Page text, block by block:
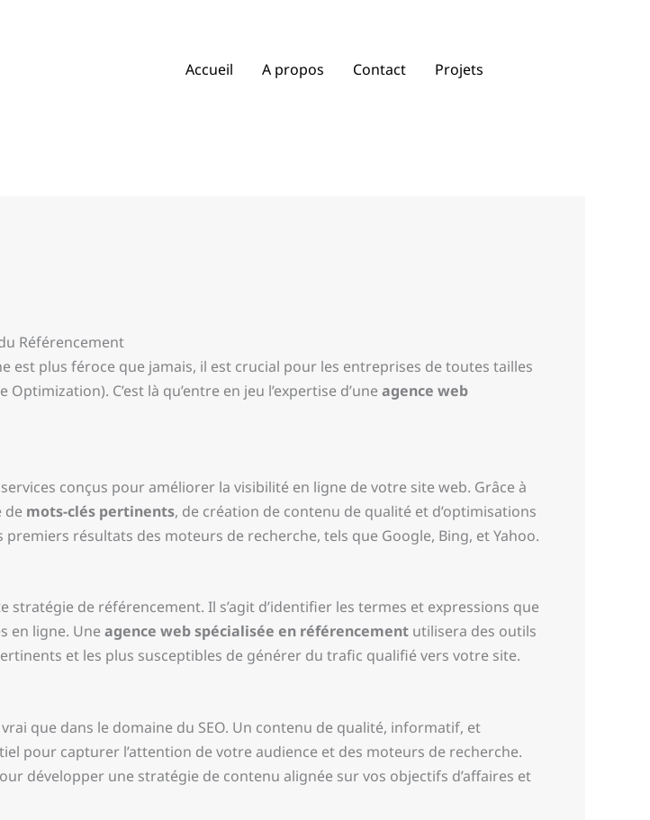
Accueil A propos Contact Projets
Référencement
est plus féroce que jamais, il est crucial pour les entreprises de toutes tailles
C’est là qu’entre en jeu l’expertise d’uneagence web
conçus pour améliorer la visibilité en ligne de votre site web. Grâce à
de mots-clés pertinents, de création de contenu de qualité et d’optimisations
résultats des moteurs de recherche, tels que Google, Bing, et Yahoo.
de référencement. Il s’agit d’identifier les termes et expressions que
en ligne. Uneagence web spécialisée en référencement utilisera des outils
et les plus susceptibles de générer du trafic qualifié vers votre site.
que dans le domaine du SEO. Un contenu de qualité, informatif, et
pour capturer l’attention de votre audience et des moteurs de recherche.
développer une stratégie de contenu alignée sur vos objectifs d’affaires et